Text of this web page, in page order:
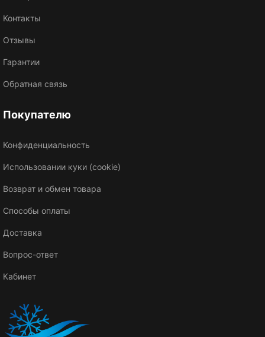
Контакты
Отзывы
Гарантии
Обратная связь
Покупателю
Конфиденциальность
Использовании куки (cookie)
Возврат и обмен товара
Способы оплаты
Доставка
Вопрос-ответ
Кабинет